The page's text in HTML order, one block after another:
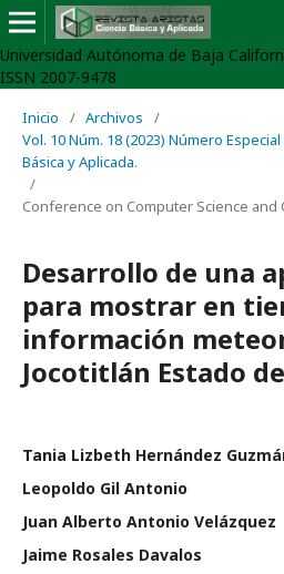
Universidad Autónoma de Baja
ISSN 2007-9478
Inicio / Archivos
/
Vol. 10 Núm. 18 (2023) Número
Básica y Aplicada.
/
Conference on Computer Science
Desarrollo de una
para mostrar en
información
Jocotitlán Estado
Tania Lizbeth Hernández
Leopoldo Gil Antonio
Juan Alberto Antonio Velázquez
Jaime Rosales Davalos